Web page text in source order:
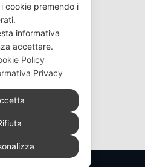
cookie premendo i
informativa
accettare.
Policy
Privacy